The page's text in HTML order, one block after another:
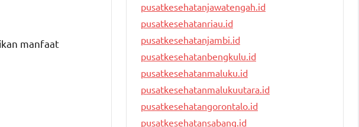
manfaat
pusatkesehatanjawatengah.id
pusatkesehatanriau.id
pusatkesehatanjambi.id
pusatkesehatanbengkulu.id
pusatkesehatanmaluku.id
pusatkesehatanmalukuutara.id
pusatkesehatangorontalo.id
pusatkesehatansabang.id